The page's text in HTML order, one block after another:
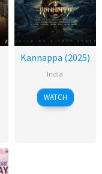
Kannappa (2025)
India
WATCH